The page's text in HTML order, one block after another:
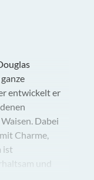
entwickelt er
Dabei
Charme,
ist
und